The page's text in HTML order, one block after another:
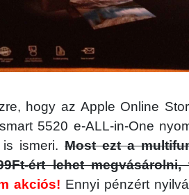
hogy az Apple Online
5520 e-ALL-in-One
is ismeri.Most ezt a
ért lehet megvásárolni,
akciós! Ennyi pénzért